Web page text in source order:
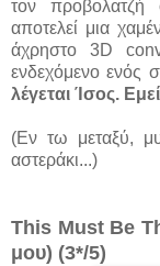
τον προβολατζή
αποτελεί μια
άχρηστο 3D
ενδεχόμενο ενός
λέγεται Ίσος.
(Εν τω μεταξύ,
αστεράκι...)
This Must Be
μου) (3*/5)